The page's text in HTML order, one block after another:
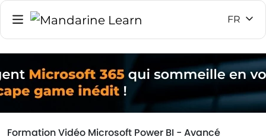
FR
Formation Vidéo Microsoft Power BI - Avancé